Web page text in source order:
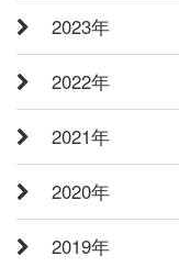
2023年
2022年
2021年
2020年
2019年